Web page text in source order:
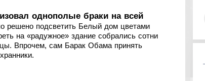
однополые браки на всей
решено подсветить Белый дом цветами
на «радужное» здание собрались сотни
Впрочем, сам Барак Обама принять